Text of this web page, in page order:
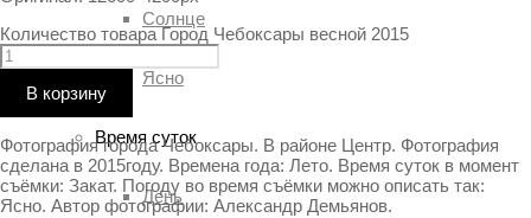
Солнце
Ясно
Время суток
День
Количество товара Город Чебоксары весной 2015
В корзину
Фотография города Чебоксары. В районе Центр. Фотография
сделана в 2015году. Времена года: Лето. Время суток в момент
съёмки: Закат. Погоду во время съёмки можно описать так:
Ясно. Автор фотографии: Александр Демьянов.